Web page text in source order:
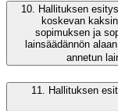
10. Hallituksen
koskevan
sopimuksen ja
lainsäädännön
annetun
11. Hallituksen